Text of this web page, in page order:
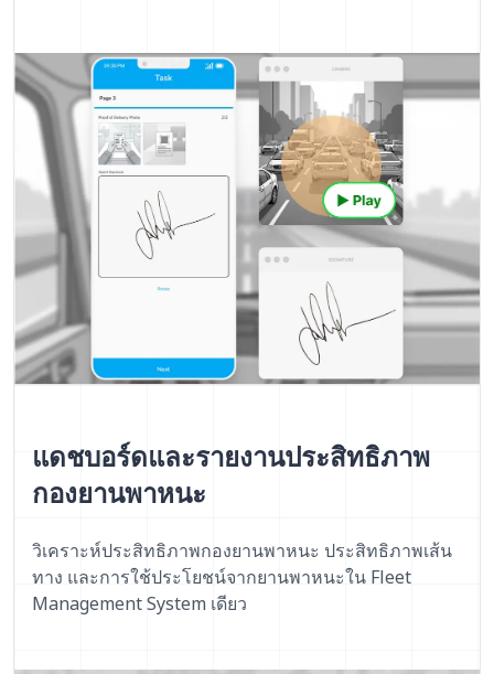
แดชบอร์ดและรายงานประสิทธิภาพ
กองยานพาหนะ
วิเคราะห์ประสิทธิภาพกองยานพาหนะ ประสิทธิภาพเส้น
ทาง และการใช้ประโยชน์จากยานพาหนะใน Fleet
Management System เดียว